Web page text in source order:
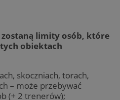
limity osób, które
obiektach
skoczniach, torach,
– może przebywać
(+ 2 trenerów);